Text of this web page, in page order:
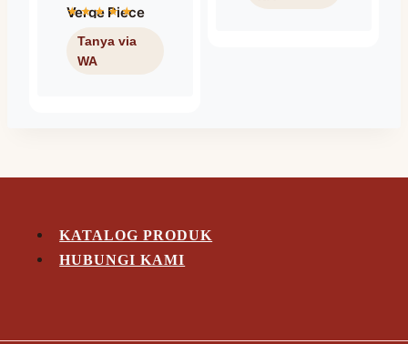
Verge Piece
Shaded Red /
Nok Samping
KATALOG PRODUK
HUBUNGI KAMI